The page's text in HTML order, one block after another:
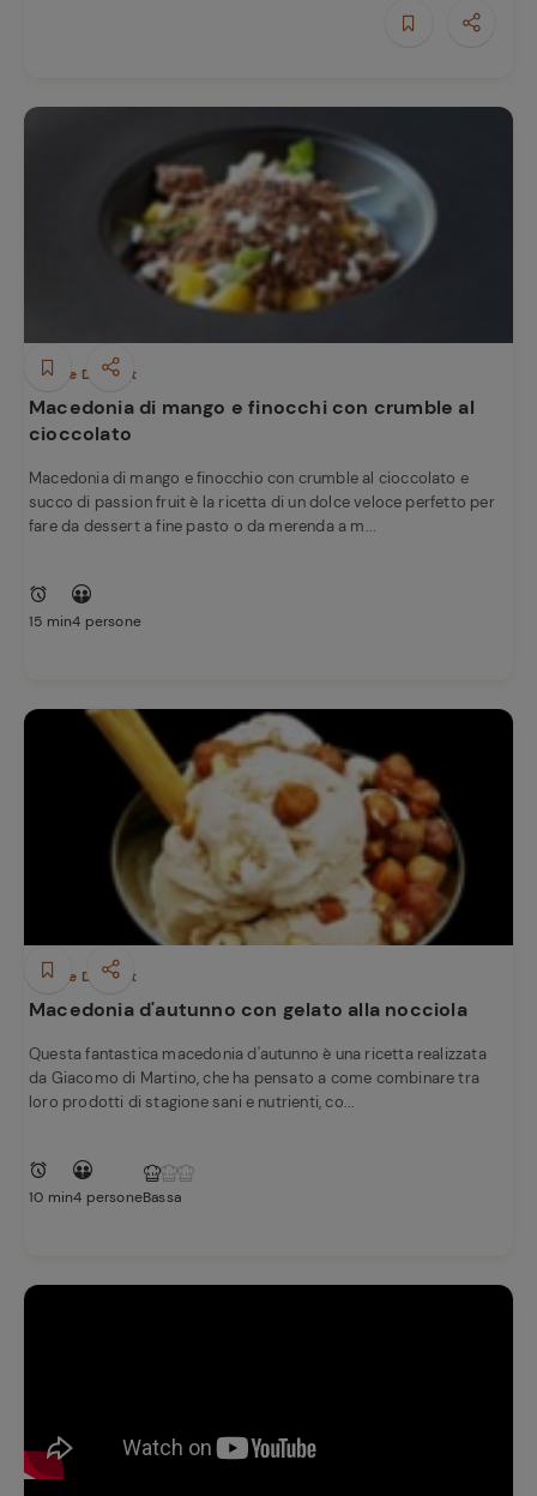
Dolci e Dessert
Macedonia di mango e finocchi con crumble al
cioccolato
Macedonia di mango e finocchio con crumble al cioccolato e
succo di passion fruit è la ricetta di un dolce veloce perfetto per
fare da dessert a fine pasto o da merenda a m...
15 min4 persone
Dolci e Dessert
Macedonia d'autunno con gelato alla nocciola
Questa fantastica macedonia d'autunno è una ricetta realizzata
da Giacomo di Martino, che ha pensato a come combinare tra
loro prodotti di stagione sani e nutrienti, co...
10 min4 personeBassa